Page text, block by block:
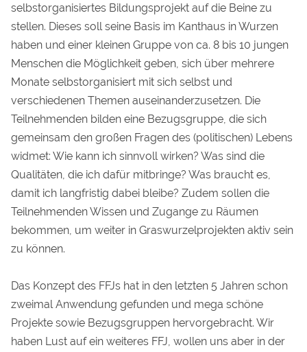
selbstorganisiertes Bildungsprojekt auf die Beine zu
stellen. Dieses soll seine Basis im Kanthaus in Wurzen
haben und einer kleinen Gruppe von ca. 8 bis 10 jungen
Menschen die Möglichkeit geben, sich über mehrere
Monate selbstorganisiert mit sich selbst und
verschiedenen Themen auseinanderzusetzen. Die
Teilnehmenden bilden eine Bezugsgruppe, die sich
gemeinsam den großen Fragen des (politischen) Lebens
widmet: Wie kann ich sinnvoll wirken? Was sind die
Qualitäten, die ich dafür mitbringe? Was braucht es,
damit ich langfristig dabei bleibe? Zudem sollen die
Teilnehmenden Wissen und Zugange zu Räumen
bekommen, um weiter in Graswurzelprojekten aktiv sein
zu können.
Das Konzept des FFJs hat in den letzten 5 Jahren schon
zweimal Anwendung gefunden und mega schöne
Projekte sowie Bezugsgruppen hervorgebracht. Wir
haben Lust auf ein weiteres FFJ, wollen uns aber in der